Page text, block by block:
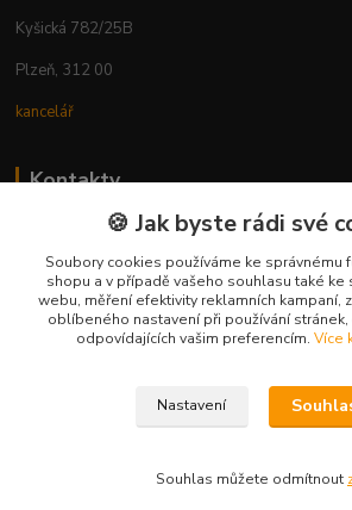
Kyšická 782/25B
Plzeň, 312 00
kancelář
Kontakty
Ing. Michal Vaněk
+420 603 332 100
(Po-Pá, 10-17 hod.)
info@vyhodnynakup.eu
🍪 Jak byste rádi své
Soubory cookies používáme ke správnému
shopu a v případě vašeho souhlasu také
webu, měření efektivity reklamních kampaní,
oblíbeného nastavení při používání
odpovídajících vašim preferencím. Více
Nastavení
Souhlas můžete odmítnout